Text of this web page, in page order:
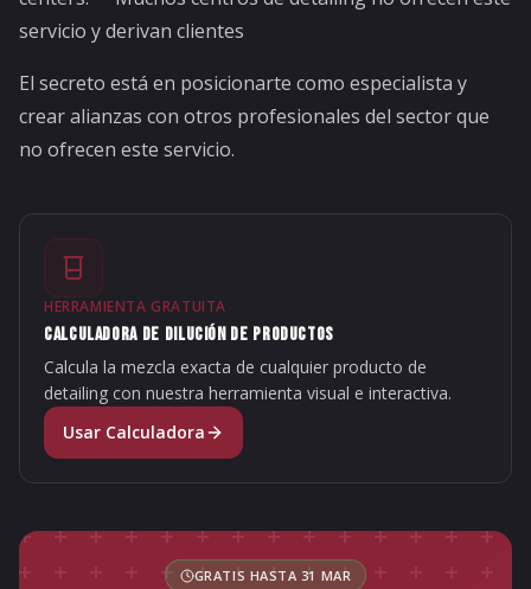
servicio y derivan clientes
El secreto está en posicionarte como especialista y
crear alianzas con otros profesionales del sector que
no ofrecen este servicio.
HERRAMIENTA GRATUITA
CALCULADORA DE DILUCIÓN DE PRODUCTOS
Calcula la mezcla exacta de cualquier producto de
detailing con nuestra herramienta visual e interactiva.
Usar Calculadora
GRATIS HASTA 31 MAR